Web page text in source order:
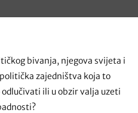
bivanja, njegova svijeta i
zajedništva koja to
odlučivati ili u obzir valja uzeti